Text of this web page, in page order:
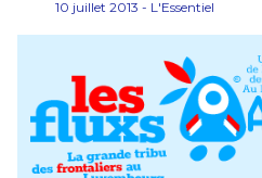
10 juillet 2013 - L'Essentiel